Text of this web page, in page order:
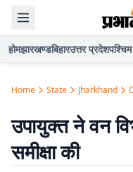
होमझारखण्डबिहारउत्तर प्रदेश
Home State Jharkhand
उपायुक्त ने वन
समीक्षा की